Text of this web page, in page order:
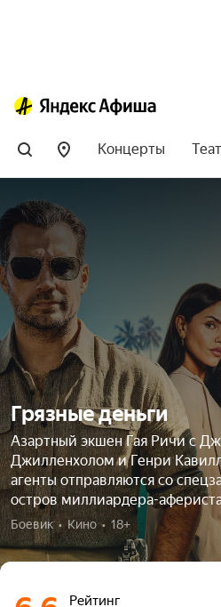
Концерты
Грязные деньги
Азартный экшен Гая Ричи с
Джилленхолом и Генри
агенты отправляются со
остров миллиардера-
Боевик  •  Кино  •  18+
Рейтинг